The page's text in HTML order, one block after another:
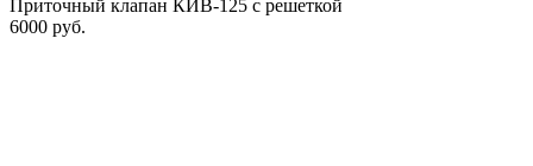
Приточный клапан КИВ-125 с решеткой
6000 руб.